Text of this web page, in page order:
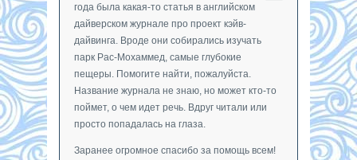
года была какая-то статья в английском
дайверском журнале про проект кэйв-
дайвинга. Вроде они собирались изучать
парк Рас-Мохаммед, самые глубокие
пещеры. Помогите найти, пожалуйста.
Название журнала не знаю, но может кто-то
поймет, о чем идет речь. Вдруг читали или
просто попадалась на глаза.
Заранее огромное спасибо за помощь всем!